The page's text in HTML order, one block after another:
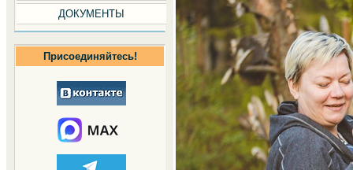
ДОКУМЕНТЫ
Присоединяйтесь!